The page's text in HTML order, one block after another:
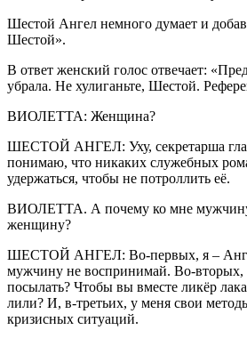
Шестой Ангел немного думает и
Шестой».
В ответ женский голос отвечает:
убрала. Не хулиганьте, Шестой.
ВИОЛЕТТА: Женщина?
ШЕСТОЙ АНГЕЛ: Уху, секретарша
понимаю, что никаких служебных
удержаться, чтобы не потроллить её.
ВИОЛЕТТА. А почему ко мне
женщину?
ШЕСТОЙ АНГЕЛ: Во-первых, я –
мужчину не воспринимай. Во-вторых,
посылать? Чтобы вы вместе ликёр
лили? И, в-третьих, у меня свои
кризисных ситуаций.